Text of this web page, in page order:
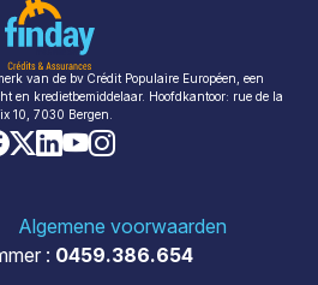
van de bv Crédit Populaire Européen, een
en kredietbemiddelaar. Hoofdkantoor: rue de la
10, 7030 Bergen.
Algemene voorwaarden
: 0459.386.654